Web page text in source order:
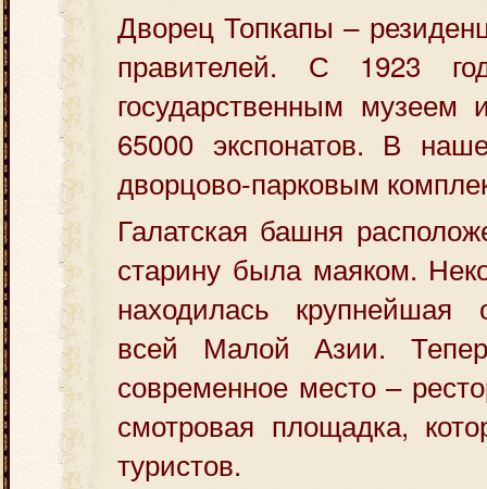
Дворец Топкапы –
правителей. С 1923
государственным
65000 экспонатов. В
дворцово-парковым
Галатская башня
старину была маяком.
находилась крупнейшая
всей Малой Азии.
современное место –
смотровая площадка,
туристов.